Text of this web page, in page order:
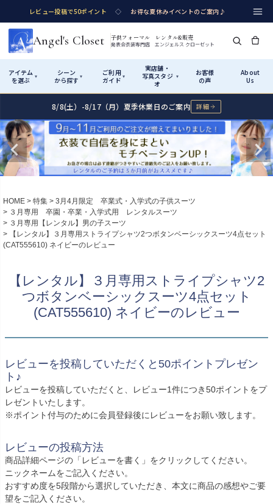
レビュー投稿で50ポイント ◇ お得な夏休みイベントのご案内♪
Angel's Closet 子供フォーマル レンタル&販売
発表会衣装専門店 エンジェルス クローゼット
アイテム
を選ぶ
▾
シーン
から探す ▾
ご利用
ガイド ▾
実店舗・
写真スタジ
オ
▾
お客様
の声
About
Us
Shop by Category アイテムから探す
カテゴリ詳細→ サイズで選ぶ→
Rental レンタル
女の子ドレス
七五三着物 シューズ
アウター レディース
Sale販売
コスチューム
インナー・パニエ
Shop by Occasion シーンから探す
性別・サイズで絞り込む→
Season Best
Recital & Concours
発表会・コンクール
Wedding
結婚式
スト
Graduation & Entrance
卒業式・入学式
きちんと感のあるフォーマル
七五三
How It Works ご利用ガイド
Startはじめに
01
レンタル・販売の入口
02 サイズの選び方
測り方と目安
創業2003年からの想い
Rentalレンタル
04 レンタルのご案内
05 レンタルの流れ
4ステップで簡単
06 あんしんパック
汚れ・キズ・破損の補償
Buy & Supportご購入・サポート
07 販売・共通のご案内
品質・返品・お手入れ
Visit Us 実店舗・写真スタジオ
Atelier
実店舗 つくば店
茨城県土浦市大町14-16-1F
10:00–18:00（完全予約制）
定休 月曜日
8/8(土）-8/17（月）夏季休業日のご案内 詳細
HOME 特集
3月4月限定 卒業式・入学式の子供スーツ
３月専用 卒園・卒業・入学式用 レンタルスーツ
３月専用【レンタル】男の子スーツ
【レンタル】３月専用ストライプシャツ2つボタンベーシックスーツ4点セット
(CAT555610) ネイビーのレビュー
【レンタル】３月専用ストライプシャツ2
つボタンベーシックスーツ4点セット
(CAT555610) ネイビーのレビュー
レビューを投稿していただくと50ポイントプレゼン
ト♪
レビューを投稿していただくと、レビュー1件につき50ポイントをプ
レゼントいたします。
※ポイント付与のために会員登録後にレビューをお願い致します。
レビューの投稿方法
商品詳細ページの「レビューを書く」をクリックしてください。
ニックネームをご記入ください。
おすすめ度を5段階から選択していただき、本文に商品の感想やご要
望をご記入ください。